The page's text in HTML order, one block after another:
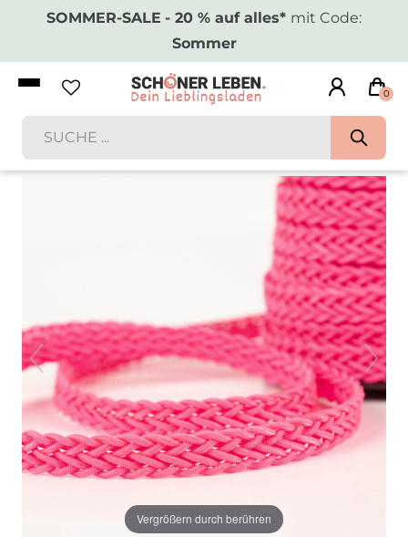
SOMMER-SALE - 20 % auf alles* mit Code:
Sommer
0
Vergrößern durch berühren